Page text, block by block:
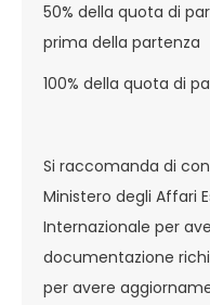
50% della quota di
prima della partenza
100% della quota di
Si raccomanda di
Ministero degli Affari
Internazionale per
documentazione
per avere